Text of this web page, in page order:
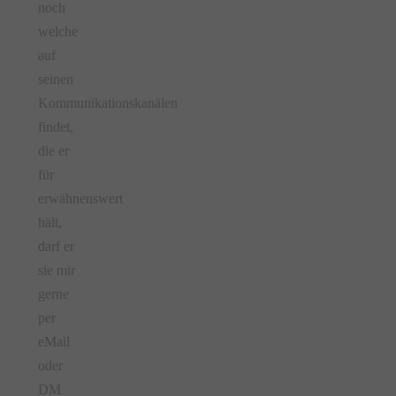
noch
welche
auf
seinen
Kommunikationskanälen
findet,
die er
für
erwähnenswert
hält,
darf er
sie mir
gerne
per
eMail
oder
DM